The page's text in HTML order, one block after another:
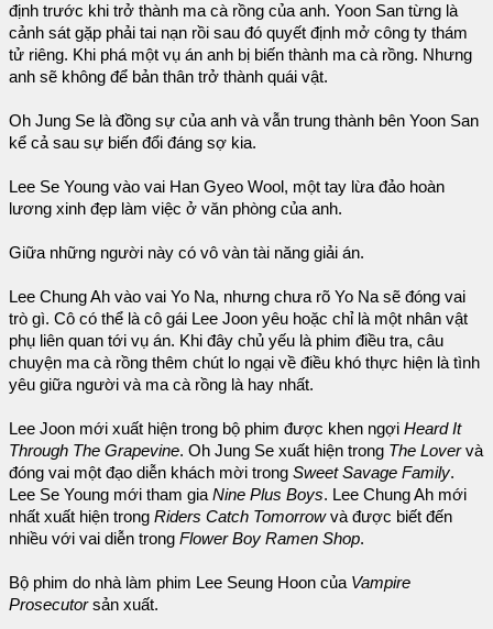
định trước khi trở thành ma cà rồng của anh. Yoon San từng là
cảnh sát gặp phải tai nạn rồi sau đó quyết định mở công ty thám
tử riêng. Khi phá một vụ án anh bị biến thành ma cà rồng. Nhưng
anh sẽ không để bản thân trở thành quái vật.
Oh Jung Se là đồng sự của anh và vẫn trung thành bên Yoon San
kể cả sau sự biến đổi đáng sợ kia.
Lee Se Young vào vai Han Gyeo Wool, một tay lừa đảo hoàn
lương xinh đẹp làm việc ở văn phòng của anh.
Giữa những người này có vô vàn tài năng giải án.
Lee Chung Ah vào vai Yo Na, nhưng chưa rõ Yo Na sẽ đóng vai
trò gì. Cô có thể là cô gái Lee Joon yêu hoặc chỉ là một nhân vật
phụ liên quan tới vụ án. Khi đây chủ yếu là phim điều tra, câu
chuyện ma cà rồng thêm chút lo ngại về điều khó thực hiện là tình
yêu giữa người và ma cà rồng là hay nhất.
Lee Joon mới xuất hiện trong bộ phim được khen ngợi Heard It
Through The Grapevine. Oh Jung Se xuất hiện trong The Lovervà
đóng vai một đạo diễn khách mời trong Sweet Savage Family.
Lee Se Young mới tham gia Nine Plus Boys. Lee Chung Ah mới
nhất xuất hiện trong Riders Catch Tomorrowvà được biết đến
nhiều với vai diễn trong Flower Boy Ramen Shop.
Bộ phim do nhà làm phim Lee Seung Hoon của Vampire
Prosecutorsản xuất.